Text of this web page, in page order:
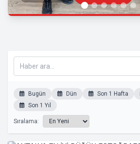
Bugün Dün Son 1 Hafta
Son 1 Yıl
Sıralama: